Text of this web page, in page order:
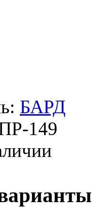
БАРД
149